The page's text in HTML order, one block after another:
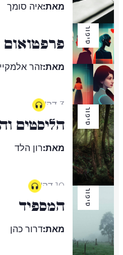
מאת:איה סומך
25 דק' סיפור פרפטואום
מאת:זהר
3 דק'
סיפור הליסטים
מאת:רון הלד
10 דק'
סיפור המספיד
מאת:דרור כהן